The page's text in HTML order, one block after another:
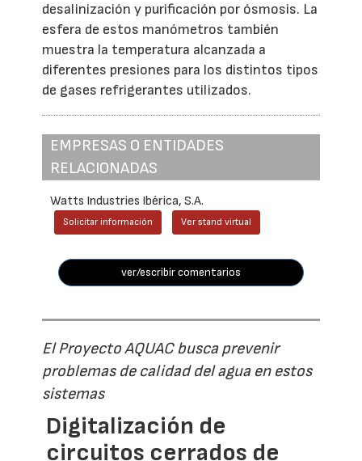
desalinización y purificación por ósmosis. La
esfera de estos manómetros también
muestra la temperatura alcanzada a
diferentes presiones para los distintos tipos
de gases refrigerantes utilizados.
EMPRESAS O ENTIDADES
RELACIONADAS
Watts Industries Ibérica, S.A.
Solicitar información Ver stand virtual
ver/escribir comentarios
El Proyecto AQUAC busca prevenir
problemas de calidad del agua en estos
sistemas
Digitalización de
circuitos cerrados de